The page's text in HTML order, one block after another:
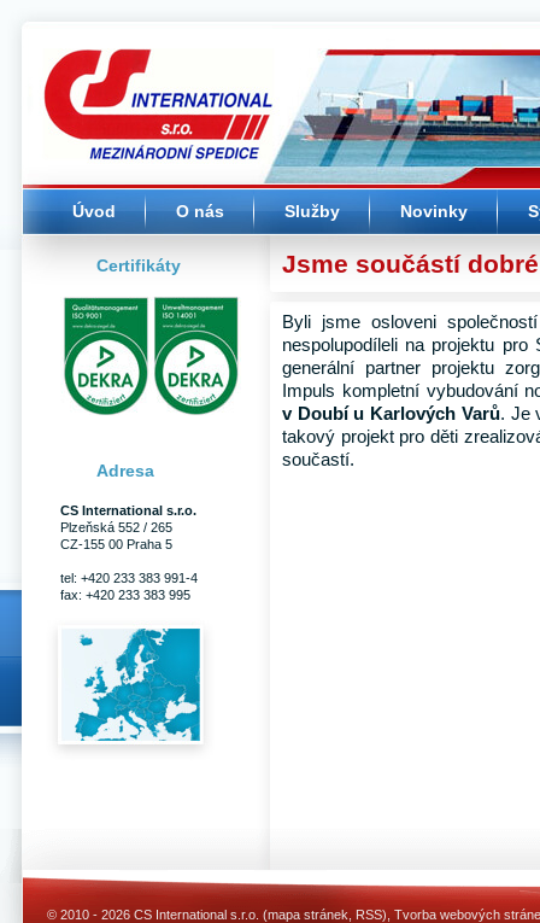
Jsme součástí
Byli jsme osloveni
nespolupodíleli na projektu
generální partner projektu
Impuls kompletní vybudování
v Doubí u Karlových Varů. Je
takový projekt pro děti
součastí.
Úvod O nás Služby Novinky
Certifikáty
Adresa
CS International s.r.o.
Plzeňská 552 / 265
CZ-155 00 Praha 5
tel: +420 233 383 991-4
fax: +420 233 383 995
© 2010 - 2026 CS International s.r.o. (mapa stránek RSS), Tvorba webových